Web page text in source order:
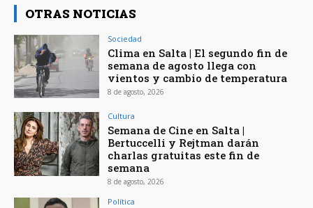
OTRAS NOTICIAS
Sociedad
Clima en Salta | El segundo fin de
semana de agosto llega con
vientos y cambio de temperatura
8 de agosto, 2026
Cultura
Semana de Cine en Salta |
Bertuccelli y Rejtman darán
charlas gratuitas este fin de
semana
8 de agosto, 2026
Política